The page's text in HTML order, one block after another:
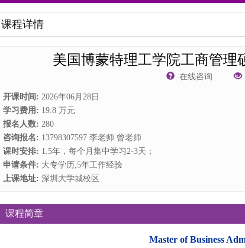
课程详情
美国博蒙特理工学院工商管理
在线咨询
开课时间: 2026年06月28日
学习费用: 19.8 万元
报名人数: 280
咨询报名: 13798307597 李老师 曾老师
课时安排: 1.5年，每个月集中学习2-3天；
申请条件: 大专学历,5年工作经验
上课地址: 深圳大学城校区
课程简章
Master of Business